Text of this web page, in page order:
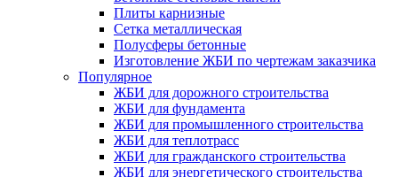
Плиты карнизные
Сетка металлическая
Полусферы бетонные
Изготовление ЖБИ по чертежам заказчика
Популярное
ЖБИ для дорожного строительства
ЖБИ для фундамента
ЖБИ для промышленного строительства
ЖБИ для теплотрасс
ЖБИ для гражданского строительства
ЖБИ для энергетического строительства